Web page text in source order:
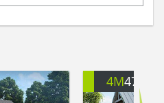
4M472